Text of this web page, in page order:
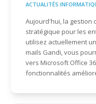
ACTUALITÉS
Aujourd'hui, la gestion
stratégique pour les
utilisez actuellement
mails Gandi, vous
vers Microsoft Office
fonctionnalités